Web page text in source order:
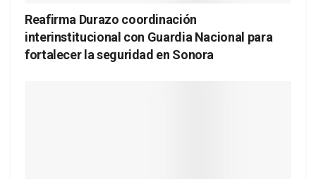
Reafirma Durazo coordinación
interinstitucional con Guardia Nacional para
fortalecer la seguridad en Sonora